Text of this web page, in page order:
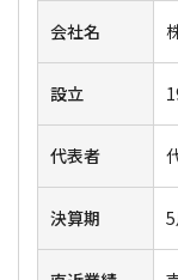
会社名
設立
代表者
決算期